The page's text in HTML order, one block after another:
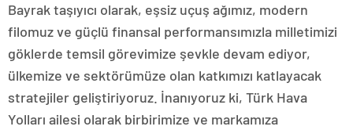
Bayrak taşıyıcı olarak, eşsiz uçuş ağımız, modern
filomuz ve güçlü finansal performansımızla milletimizi
göklerde temsil görevimize şevkle devam ediyor,
ülkemize ve sektörümüze olan katkımızı katlayacak
stratejiler geliştiriyoruz. İnanıyoruz ki, Türk Hava
Yolları ailesi olarak birbirimize ve markamıza